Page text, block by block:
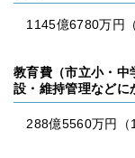
1145億6780万円
教育費（市立小・中
設・維持管理などに
288億5560万円（